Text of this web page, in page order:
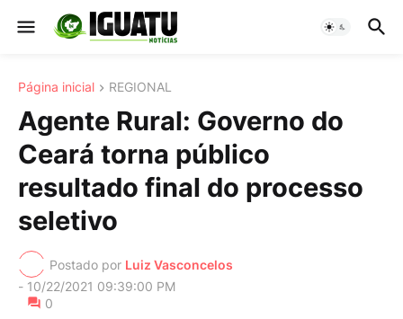
Página inicial REGIONAL
Agente Rural: Governo do
Ceará torna público
resultado final do processo
seletivo
Postado por Luiz Vasconcelos
- 10/22/2021 09:39:00 PM
0